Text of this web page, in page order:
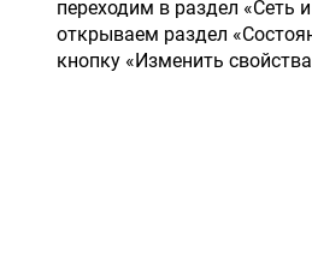
переходим в раздел «Сеть
открываем раздел
кнопку «Изменить